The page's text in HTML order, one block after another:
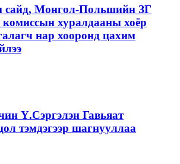
Монгол-Польшийн ЗГ
хуралдааны хоёр
нар хооронд цахим
Ү.Сэргэлэн Гавьяат
тэмдэгээр шагнууллаа